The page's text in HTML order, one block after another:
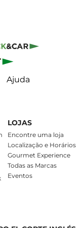
Ajuda
LOJAS
Encontre uma loja
Localização e Horários
Gourmet Experience
Todas as Marcas
Eventos